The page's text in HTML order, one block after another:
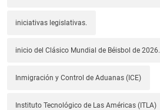
iniciativas legislativas.
inicio del Clásico Mundial de Béisbol de 2026.
Inmigración y Control de Aduanas (ICE)
Instituto Tecnológico de Las Américas (ITLA)